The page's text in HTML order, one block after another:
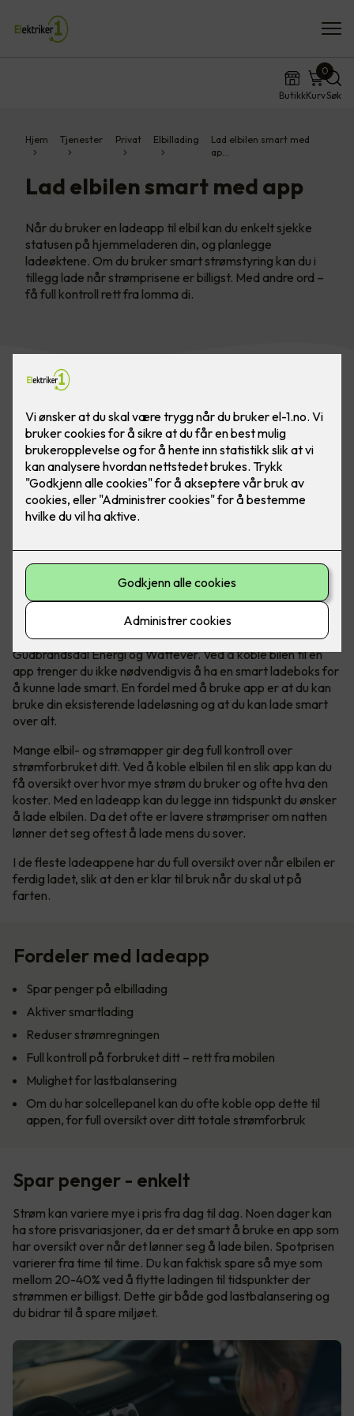
ButikkKurv
0
Søk
Hjem Tjenester Privat Elbillading
Lad elbilen smart med
ap…
Lad elbilen smart med app
Når du bruker en ladeapp til elbil kan du enkelt sjekke
statusen på hjemmeladeren din, og planlegge
ladeøktene. Om du bruker smart strømstyring kan du i
tillegg lade når strømprisene er billigst. Med andre ord –
få full kontroll rett fra lomma di.
mye penger. Om elbilen din støtter det kan du lade smart
ved kun å bruke en app.
Smart elbillading - hele døgnet
I dag finnes det mange ladeløsninger som Tibber,
Gudbrandsdal Energi og Wattever. Ved å koble bilen til en
app trenger du ikke nødvendigvis å ha en smart ladeboks for
å kunne lade smart. En fordel med å bruke app er at du kan
bruke din eksisterende ladeløsning og at du kan lade smart
over alt.
Mange elbil- og strømapper gir deg full kontroll over
strømforbruket ditt. Ved å koble elbilen til en slik app kan du
få oversikt over hvor mye strøm du bruker og ofte hva den
koster. Med en ladeapp kan du legge inn tidspunkt du ønsker
å lade elbilen. Da det ofte er lavere strømpriser om natten
lønner det seg oftest å lade mens du sover.
I de fleste ladeappene har du full oversikt over når elbilen er
ferdig ladet, slik at den er klar til bruk når du skal ut på
farten.
Fordeler med ladeapp
Spar penger på elbillading
Aktiver smartlading
Reduser strømregningen
Full kontroll på forbruket ditt – rett fra mobilen
Mulighet for lastbalansering
Om du har solcellepanel kan du ofte koble opp dette til
appen, for full oversikt over ditt totale strømforbruk
Spar penger - enkelt
Strøm kan variere mye i pris fra dag til dag. Noen dager kan
ha store prisvariasjoner, da er det smart å bruke en app som
har oversikt over når det lønner seg å lade bilen. Spotprisen
varierer fra time til time. Du kan faktisk spare så mye som
mellom 20-40% ved å flytte ladingen til tidspunkter der
strømmen er billigst. Dette gir både god lastbalansering og
du bidrar til å spare miljøet.